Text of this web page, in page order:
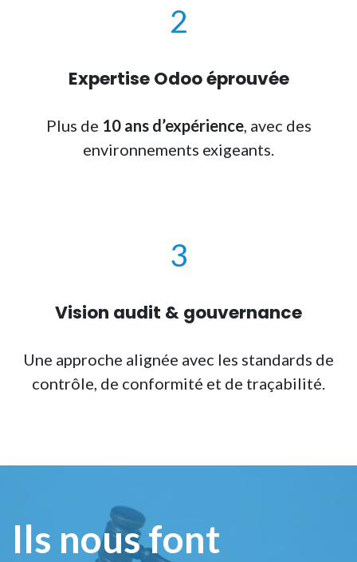
2
Expertise Odoo éprouvée
Plus de 10 ans d’expérience, avec des
environnements exigeants.
3
Vision audit & gouvernance
Une approche alignée avec les standards de
contrôle, de conformité et de traçabilité.
Ils nous font